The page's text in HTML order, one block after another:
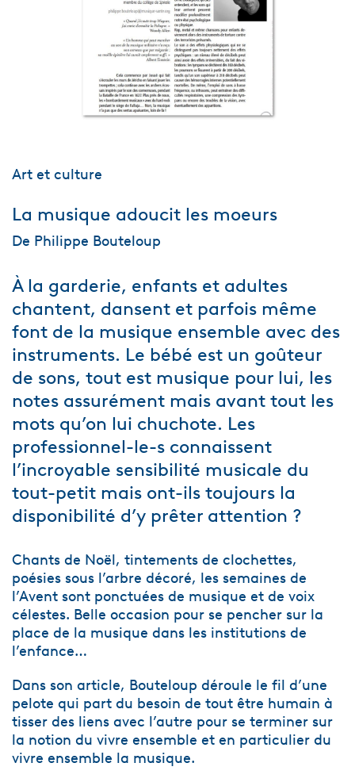
Art et culture
La musique adoucit les moeurs
De Philippe Bouteloup
À la garderie, enfants et adultes
chantent, dansent et parfois même
font de la musique ensemble avec des
instruments. Le bébé est un goûteur
de sons, tout est musique pour lui, les
notes assurément mais avant tout les
mots qu’on lui chuchote. Les
professionnel-le-s connaissent
l’incroyable sensibilité musicale du
tout-petit mais ont-ils toujours la
disponibilité d’y prêter attention ?
Chants de Noël, tintements de clochettes,
poésies sous l’arbre décoré, les semaines de
l’Avent sont ponctuées de musique et de voix
célestes. Belle occasion pour se pencher sur la
place de la musique dans les institutions de
l’enfance…
Dans son article, Bouteloup déroule le fil d’une
pelote qui part du besoin de tout être humain à
tisser des liens avec l’autre pour se terminer sur
la notion du vivre ensemble et en particulier du
vivre ensemble la musique.